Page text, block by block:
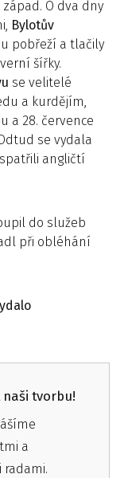
O dva dny
Bylotův
pobřeží a tlačily
šířky.
se velitelé
a kurdějím,
a 28. července
se vydala
spatřili angličtí
do služeb
při obléhání
naši tvorbu!
a